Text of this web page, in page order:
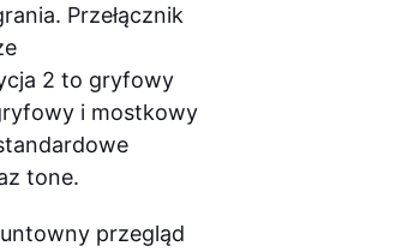
Przełącznik
2 to gryfowy
i mostkowy
tone.
przegląd